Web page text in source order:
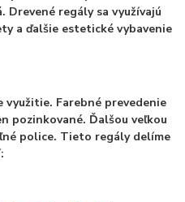
Drevené regály sa využívajú
a ďalšie estetické vybavenie
využitie. Farebné prevedenie
pozinkované. Ďalšou veľkou
police. Tieto regály delíme